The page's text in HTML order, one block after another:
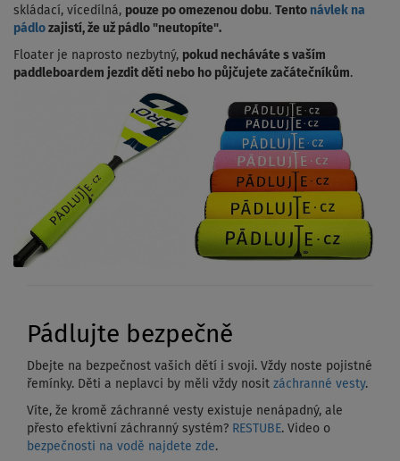
skládací, vícedílná, pouze po omezenou dobu. Tento návlek na
pádlo zajistí, že už pádlo "neutopíte".
Floater je naprosto nezbytný, pokud necháváte s vaším
paddleboardem jezdit děti nebo ho půjčujete začátečníkům.
Pádlujte bezpečně
Dbejte na bezpečnost vašich dětí i svoji. Vždy noste pojistné
řemínky. Děti a neplavci by měli vždy nosit záchranné vesty.
Víte, že kromě záchranné vesty existuje nenápadný, ale
přesto efektivní záchranný systém? RESTUBE. Video o
bezpečnosti na vodě najdete zde.